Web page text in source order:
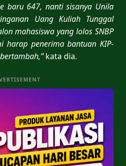
baru 647, nanti sisanya Unila
Uang Kuliah Tunggal
mahasiswa yang lolos SNBP
harap penerima bantuan KIP-
kata dia.